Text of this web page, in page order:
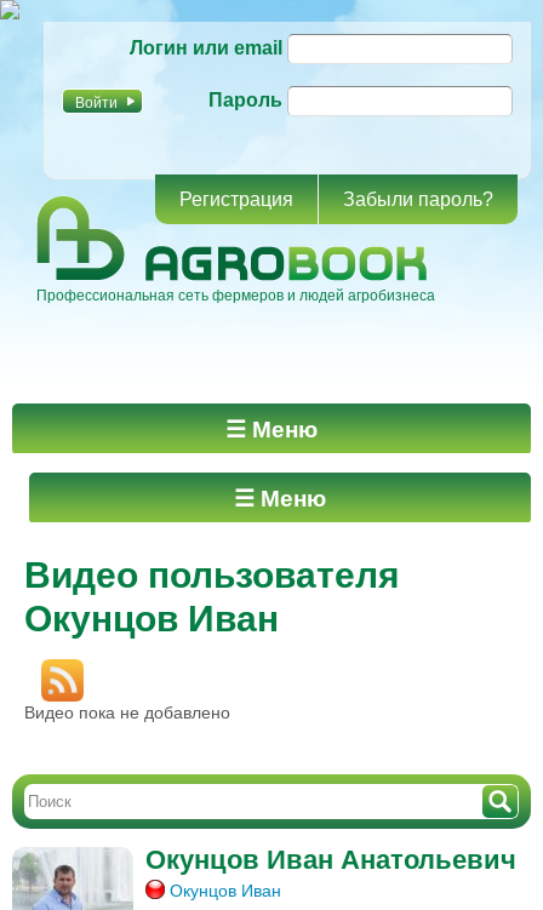
основному
Логин или email
Пароль
Регистрация Забыли пароль?
Профессиональная сеть фермеров и людей агробизнеса
Главное меню ☰ Меню
☰ Меню
Видео пользователя
Окунцов Иван
Видео пока не добавлено
Окунцов Иван Анатольевич
Окунцов Иван